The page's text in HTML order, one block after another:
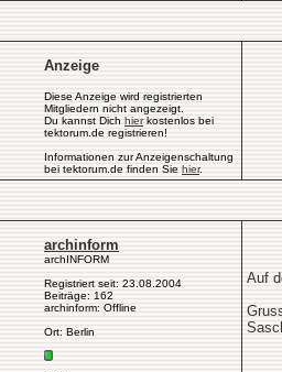
Anzeige
Diese Anzeige wird registrierten
Mitgliedern nicht angezeigt.
Du kannst Dich hierkostenlos bei
tektorum.de registrieren!
Informationen zur Anzeigenschaltung
bei tektorum.de finden Sie hier.
archinform
archINFORM
Registriert seit: 23.08.2004
Beiträge: 162
archinform: Offline
Ort: Berlin
Auf